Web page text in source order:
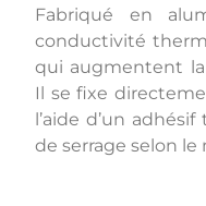
Fabriqué en
conductivité
qui augmentent
Il se fixe
l’aide d’un
de serrage selon le